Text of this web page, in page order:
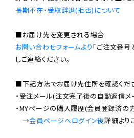
長期不在・受取辞退(拒否)について
お問い合わせフォームより 「ご注文番号
しご連絡ください。
■下記方法でお届け先住所を確認くだ
・受注メール(注文完了後の自動返信メ
・MYページの購入履歴(会員登録済の
→会員ページへログイン後詳細より